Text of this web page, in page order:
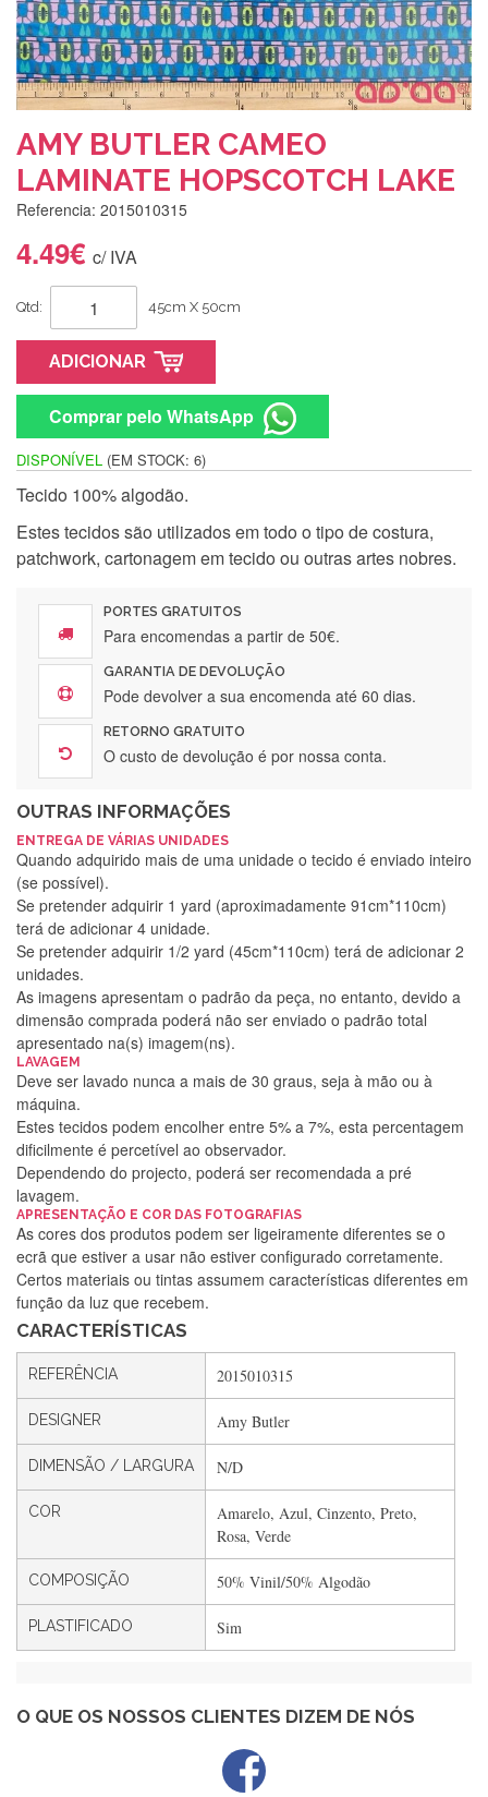
AMY BUTLER CAMEO
LAMINATE HOPSCOTCH LAKE
Referencia: 2015010315
4.49€ c/ IVA
Qtd: 45cm X 50cm
ADICIONAR
Comprar pelo WhatsApp
DISPONÍVEL (EM STOCK: 6)
Tecido 100% algodão.
Estes tecidos são utilizados em todo o tipo de costura,
patchwork, cartonagem em tecido ou outras artes nobres.
PORTES GRATUITOS
Para encomendas a partir de 50€.
GARANTIA DE DEVOLUÇÃO
Pode devolver a sua encomenda até 60 dias.
RETORNO GRATUITO
O custo de devolução é por nossa conta.
OUTRAS INFORMAÇÕES
ENTREGA DE VÁRIAS UNIDADES
Quando adquirido mais de uma unidade o tecido é enviado inteiro
(se possível).
Se pretender adquirir 1 yard (aproximadamente 91cm*110cm)
terá de adicionar 4 unidade.
Se pretender adquirir 1/2 yard (45cm*110cm) terá de adicionar 2
unidades.
As imagens apresentam o padrão da peça, no entanto, devido a
dimensão comprada poderá não ser enviado o padrão total
apresentado na(s) imagem(ns).
LAVAGEM
Deve ser lavado nunca a mais de 30 graus, seja à mão ou à
máquina.
Estes tecidos podem encolher entre 5% a 7%, esta percentagem
dificilmente é percetível ao observador.
Dependendo do projecto, poderá ser recomendada a pré
lavagem.
APRESENTAÇÃO E COR DAS FOTOGRAFIAS
As cores dos produtos podem ser ligeiramente diferentes se o
ecrã que estiver a usar não estiver configurado corretamente.
Certos materiais ou tintas assumem características diferentes em
função da luz que recebem.
CARACTERÍSTICAS
REFERÊNCIA 2015010315
DESIGNER Amy Butler
DIMENSÃO / LARGURA N/D
COR
Amarelo, Azul, Cinzento, Preto,
Rosa, Verde
COMPOSIÇÃO 50% Vinil/50% Algodão
PLASTIFICADO Sim
O QUE OS NOSSOS CLIENTES DIZEM DE NÓS
Silvia Lopes
Encomenda direitinha. Rapidez e segurança. Volto a
encomendar.
Silvia André
Gostei ,Serviço bastante rápido. recomendo
Filipa Freire
Rápido, atendimento 5*. Hoje chegará a segunda encomenda
feita de muitas certamente❤️
estrelas